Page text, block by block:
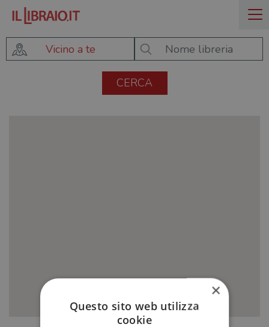
Vicino a te
×
Questo sito web utilizza
cookie